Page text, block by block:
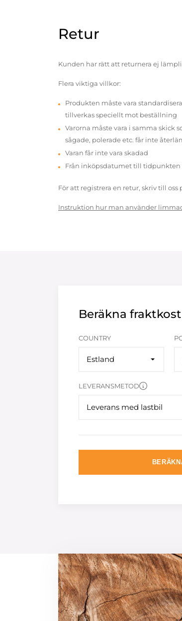
Retur
Kunden har rätt att returnera ej
Flera viktiga villkor:
Produkten måste vara
tillverkas speciellt mot beställning
Varorna måste vara i samma skick
sågade, polerade etc. får inte
Varan får inte vara skadad
Från inköpsdatumet till tidpunkten
För att registrera en retur, skriv till
Instruktion hur man använder
Beräkna
COUNTRY
Estland
LEVERANSMETOD
Leverans med lastbil